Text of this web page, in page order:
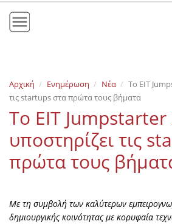
Εκδόσεις
Επικοινωνία
Αρχική Ενημέρωση Νέα
Το EIT
τις startups στα πρώτα τους βήματα
Το EIT Jumpstarter
υποστηρίζει τις
πρώτα τους
Με τη συμβολή των καλύτερων
δημιουργικής κοινότητας με κορυφαία